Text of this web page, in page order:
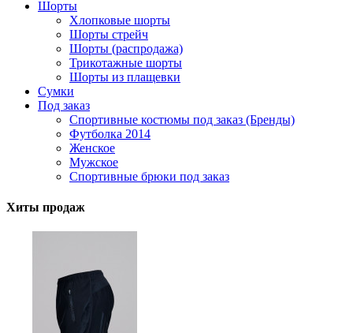
Шорты
Хлопковые шорты
Шорты стрейч
Шорты (распродажа)
Трикотажные шорты
Шорты из плащевки
Сумки
Под заказ
Спортивные костюмы под заказ (Бренды)
Футболка 2014
Женское
Мужское
Спортивные брюки под заказ
Хиты продаж